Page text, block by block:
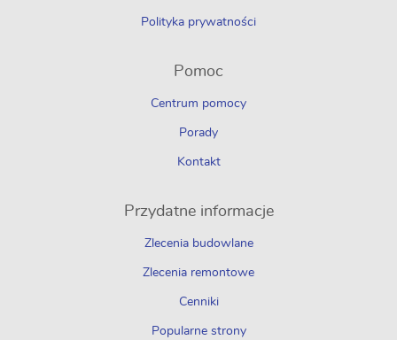
Polityka prywatności
Pomoc
Centrum pomocy
Porady
Kontakt
Przydatne informacje
Zlecenia budowlane
Zlecenia remontowe
Cenniki
Popularne strony